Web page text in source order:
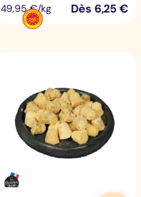
49,95 €/kg Dès 6,25€